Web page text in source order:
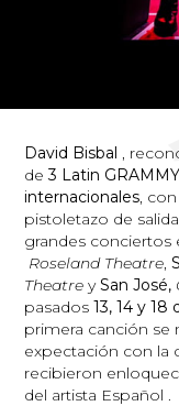
David Bisbal ,
de3 Latin GRAMMY
internacionales ,
pistoletazo de
grandes conciertos
Roseland Theatre
Theatre ySan José,
pasados13, 14 y 18
primera canción se
expectación con la
recibieron
del artista Español .